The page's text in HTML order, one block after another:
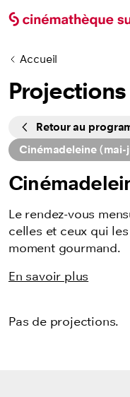
Accueil
Projections
CyclesRetour au
Cinémadeleine (mai-
Le rendez-vous
celles et ceux qui
moment gourmand.
En savoir plus
Pas de projections.